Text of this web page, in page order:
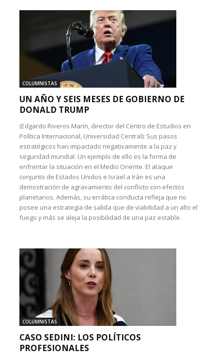
COLUMNISTAS
UN AÑO Y SEIS MESES DE GOBIERNO DE
DONALD TRUMP
(Edgardo Riveros Marín, director del Centro de Estudios en
Política Internacional, Universidad Central): Sus pasos
estratégicos han impactado negativamente a la paz y
seguridad mundial. Un ejemplo de ello es la forma de
enfrentar la situación en el Medio Oriente. El ataque
conjunto de Estados Unidos e Israel a Irán es una
demostración de agravamiento del conflicto con efectos
planetarios. Además, su errática conducta refleja que no
posee una estrategia de salida que de viabilidad a un alto el
fuego y más se aleja la posibilidad de una paz estable.
COLUMNISTAS
CASO SEDINI: LOS POLÍTICOS
PROFESIONALES